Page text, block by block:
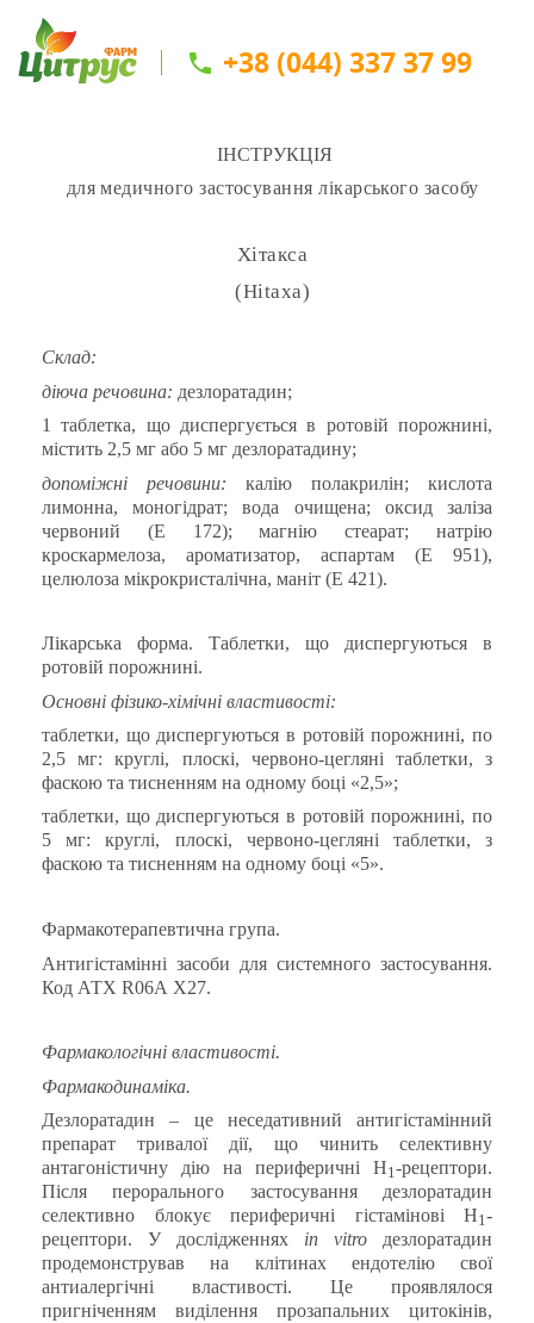
+38 (044) 337 37 99
ІНСТРУКЦІЯ
для медичного застосування лікарського засобу
Хітакса
(Hitaxa)
Склад:
діюча речовина: дезлоратадин;
1 таблетка, що диспергується в ротовій порожнині,
містить 2,5 мг або 5 мг дезлоратадину;
допоміжні речовини: калію полакрилін; кислота
лимонна, моногідрат; вода очищена; оксид заліза
червоний (Е 172); магнію стеарат; натрію
кроскармелоза, ароматизатор, аспартам (Е 951),
целюлоза мікрокристалічна, маніт (Е 421).
Лікарська форма. Таблетки, що диспергуються в
ротовій порожнині.
Основні фізико-хімічні властивості:
таблетки, що диспергуються в ротовій порожнині, по
2,5 мг:круглі, плоскі, червоно-цегляні таблетки, з
фаскою та тисненням на одному боці «2,5»;
таблетки, що диспергуються в ротовій порожнині, по
5 мг:круглі, плоскі, червоно-цегляні таблетки, з
фаскою та тисненням на одному боці «5».
Фармакотерапевтична група.
Антигістамінні засоби для системного застосування.
Код АТХ R06А Х27.
Фармакологічні властивості.
Фармакодинаміка.
Дезлоратадин – це неседативний антигістамінний
препарат тривалої дії, що чинить селективну
антагоністичну дію на периферичні Н1 -рецептори.
Після перорального застосування дезлоратадин
селективно блокує периферичні гістамінові Н1 -
рецептори. У дослідженнях in vitro
дезлоратадин
продемонстрував на клітинах ендотелію свої
антиалергічні властивості. Це проявлялося
пригніченням виділення прозапальних цитокінів,